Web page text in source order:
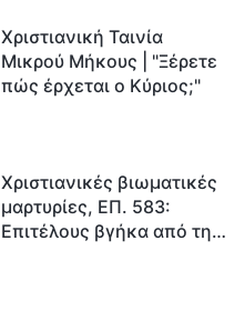
Χριστιανική Ταινία
Μικρού Μήκους | "Ξέρετε
πώς έρχεται ο Κύριος;"
Χριστιανικές βιωματικές
μαρτυρίες, ΕΠ. 583:
Επιτέλους βγήκα από τη